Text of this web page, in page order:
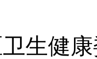
生健